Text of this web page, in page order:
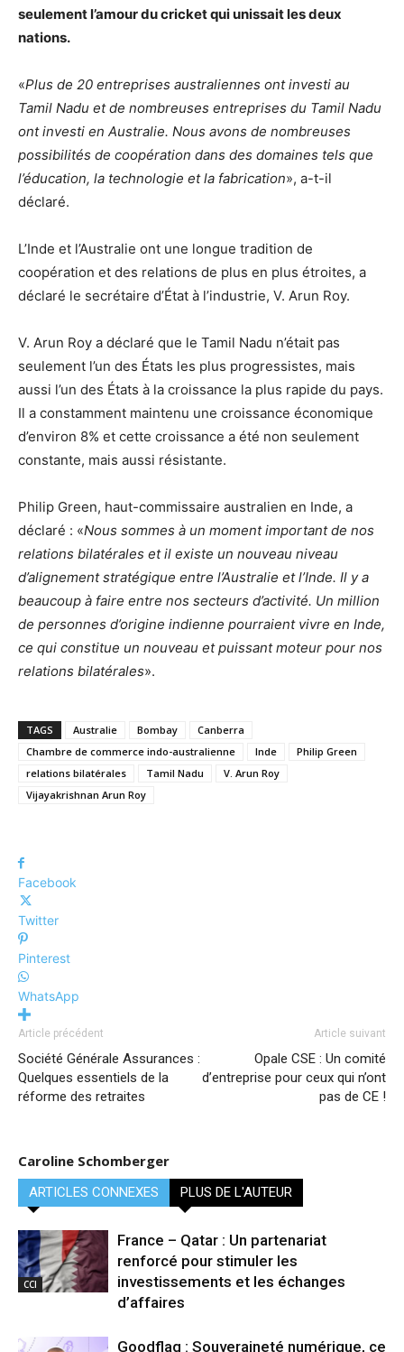
seulement l’amour du cricket qui unissait les deux
nations.
«Plus de 20 entreprises australiennes ont investi au
Tamil Nadu et de nombreuses entreprises du Tamil Nadu
ont investi en Australie. Nous avons de nombreuses
possibilités de coopération dans des domaines tels que
l’éducation, la technologie et la fabrication», a-t-il
déclaré.
L’Inde et l’Australie ont une longue tradition de
coopération et des relations de plus en plus étroites, a
déclaré le secrétaire d’État à l’industrie, V. Arun Roy.
V. Arun Roy a déclaré que le Tamil Nadu n’était pas
seulement l’un des États les plus progressistes, mais
aussi l’un des États à la croissance la plus rapide du pays.
Il a constamment maintenu une croissance économique
d’environ 8% et cette croissance a été non seulement
constante, mais aussi résistante.
Philip Green, haut-commissaire australien en Inde, a
déclaré : «Nous sommes à un moment important de nos
relations bilatérales et il existe un nouveau niveau
d’alignement stratégique entre l’Australie et l’Inde. Il y a
beaucoup à faire entre nos secteurs d’activité. Un million
de personnes d’origine indienne pourraient vivre en Inde,
ce qui constitue un nouveau et puissant moteur pour nos
relations bilatérales».
TAGS Australie Bombay
Canberra
Chambre de commerce indo-australienne
Inde
Philip Green
relations bilatérales
Tamil Nadu
V. Arun Roy
Vijayakrishnan Arun Roy
Facebook
Twitter
Pinterest
WhatsApp
Article précédent
Société Générale Assurances :
Quelques essentiels de la
réforme des retraites
Article suivant
Opale CSE : Un comité
d’entreprise pour ceux qui n’ont
pas de CE !
Caroline Schomberger
ARTICLES CONNEXES PLUS DE L'AUTEUR
CCI
France – Qatar : Un partenariat
renforcé pour stimuler les
investissements et les échanges
d’affaires
Goodflag : Souveraineté numérique, ce